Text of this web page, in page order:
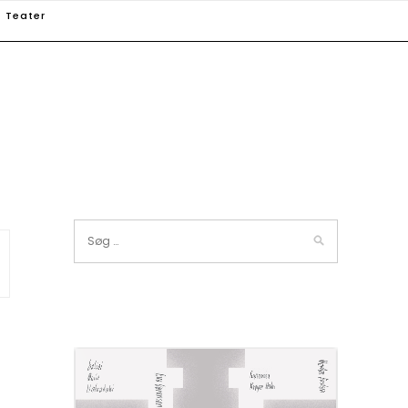
Teater